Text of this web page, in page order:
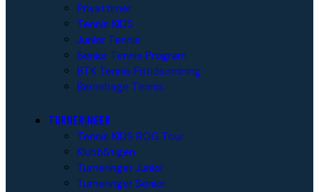
Privattimer
Tennis KIDS
Junior Tennis
Senior Tennis Program
BTK Tennis Fritidsordning
Barnehage Tennis
TURNERINGER
Tennis KIDS ROG Tour
KlubbStigen
Turneringer Junior
Turneringer Senior